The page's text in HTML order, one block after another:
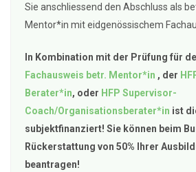
Sie anschliessend den Abschluss als
Mentor*in mit eidgenössischem
In Kombination mit der Prüfung für
Fachausweis betr. Mentor*in , der
Berater*in, oder HFP Supervisor-
Coach/Organisationsberater*in ist
subjektfinanziert! Sie können beim
Rückerstattung von 50% Ihrer
beantragen!